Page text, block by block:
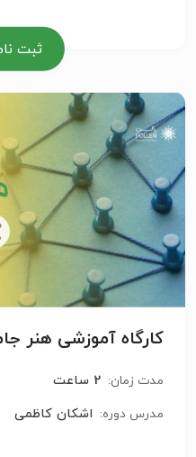
ثبت
کارگاه آموزشی هنر
مدت زمان: 2 ساعت
مدرس دوره: اشکان کاظمی